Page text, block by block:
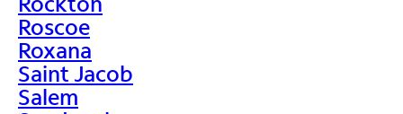
Roscoe
Roxana
Saint Jacob
Salem